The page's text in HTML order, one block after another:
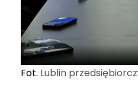
Fot. Lublin